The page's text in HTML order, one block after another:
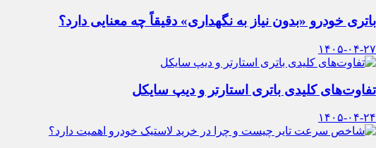
باتری خودرو «بدون نیاز به نگهداری» دقیقاً چه معنایی دارد؟
۱۴۰۵-۰۴-۲۷
تفاوت‌های کلیدی باتری استارتر و دیپ سایکل
۱۴۰۵-۰۴-۲۴